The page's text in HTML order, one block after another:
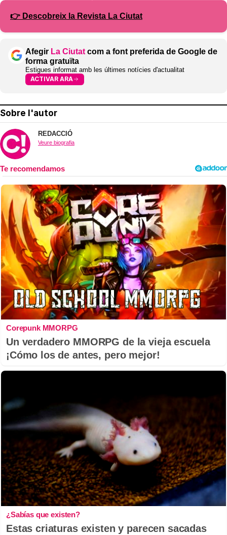
👉 Descobreix la Revista La Ciutat
Afegir La Ciutat com a font preferida de Google de
forma gratuïta
Estigues informat amb les últimes notícies d'actualitat
ACTIVAR ARA
Sobre l'autor
REDACCIÓ
Veure biografia
Corepunk MMORPG
Un verdadero MMORPG de la vieja escuela
¡Cómo los de antes, pero mejor!
¿Sabías que existen?
Estas criaturas existen y parecen sacadas